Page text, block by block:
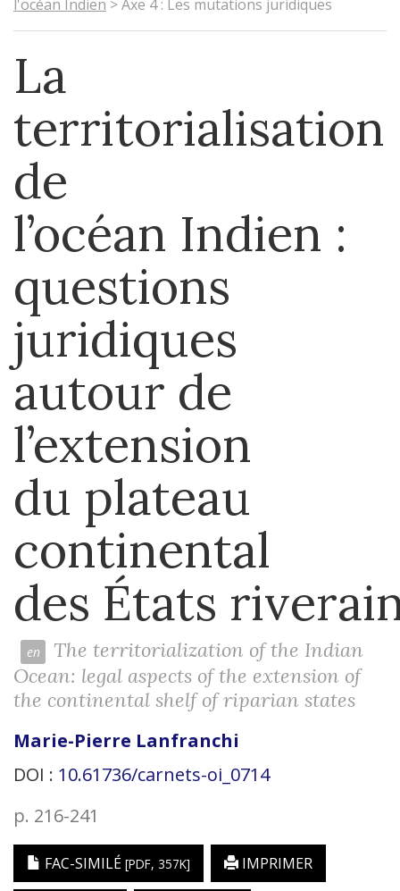
l'océan Indien >Axe 4 : Les mutations juridiques
La
territorialisation
de
l’océan Indien :
questions
juridiques
autour de
l’extension
du plateau
continental
des États
The territorialization of the Indian
Ocean: legal aspects of the extension of
the continental shelf of riparian states
Marie-Pierre Lanfranchi
DOI : 10.61736/carnets-oi_0714
p. 216-241
FAC-SIMILÉ [PDF, 357K] IMPRIMER